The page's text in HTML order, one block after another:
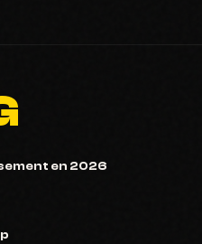
en 2026